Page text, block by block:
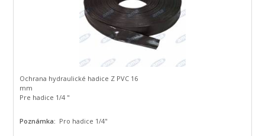
Ochrana hydraulické hadice Z PVC 16
mm
Pre hadice 1/4 "
Poznámka: Pro hadice 1/4"